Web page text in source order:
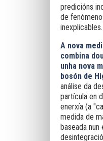
predicións
de
inexplicables.
A nova
combina
unha nova
bosón de
análise da
partícula en
enerxía (a
medida de
baseada nun